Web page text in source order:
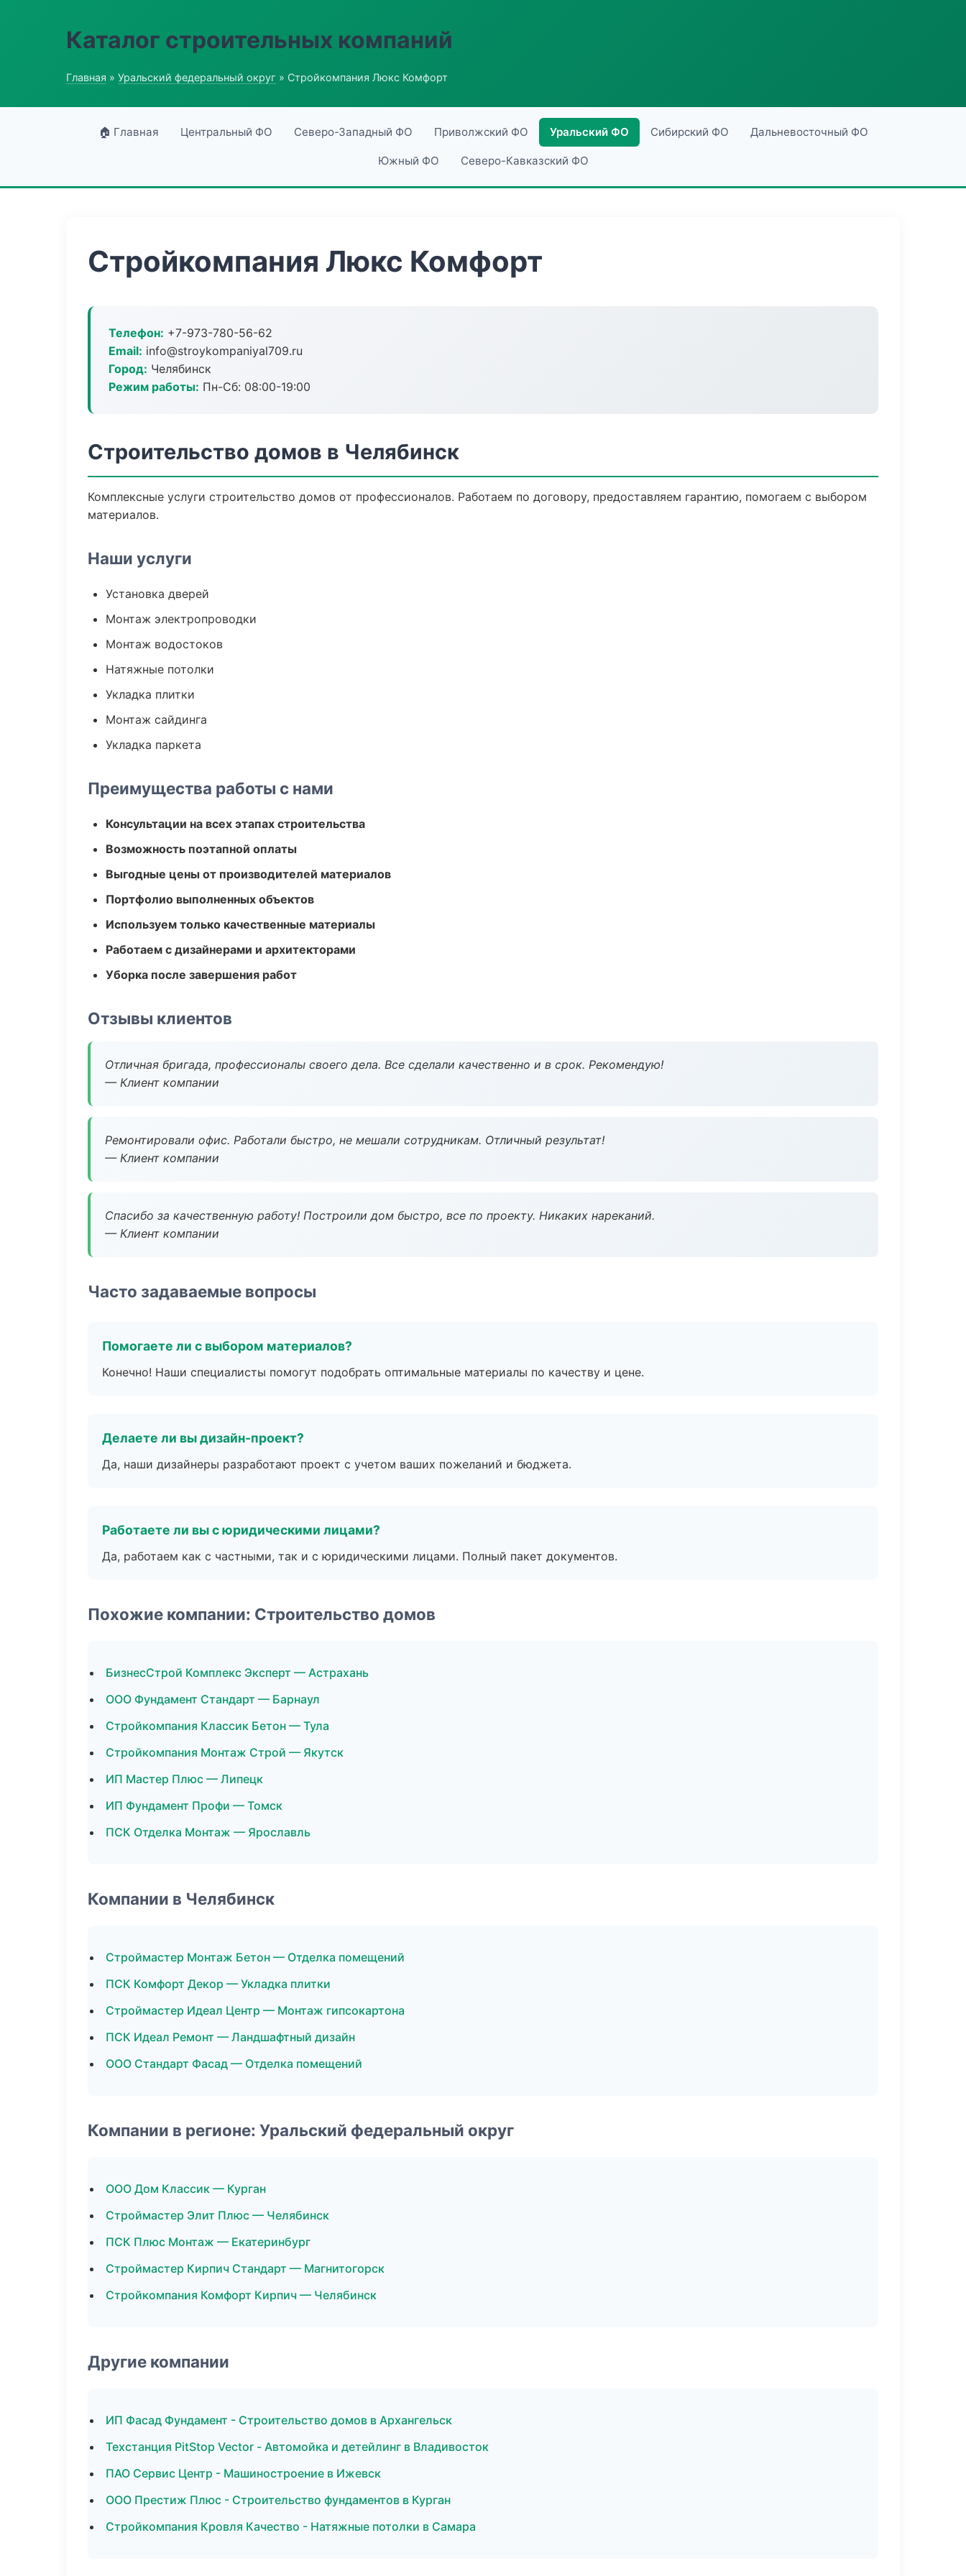
Каталог строительных компаний
Главная » Уральский федеральный округ » Стройкомпания Люкс Комфорт
🏠 Главная Центральный ФО Северо-Западный ФО Приволжский ФО Уральский ФО Сибирский ФО Дальневосточный ФО
Южный ФО Северо-Кавказский ФО
Стройкомпания Люкс Комфорт
Телефон: +7-973-780-56-62
Email: info@stroykompaniyal709.ru
Город: Челябинск
Режим работы: Пн-Сб: 08:00-19:00
Строительство домов в Челябинск
Комплексные услуги строительство домов от профессионалов. Работаем по договору, предоставляем гарантию, помогаем с выбором
материалов.
Наши услуги
Установка дверей
Монтаж электропроводки
Монтаж водостоков
Натяжные потолки
Укладка плитки
Монтаж сайдинга
Укладка паркета
Преимущества работы с нами
Консультации на всех этапах строительства
Возможность поэтапной оплаты
Выгодные цены от производителей материалов
Портфолио выполненных объектов
Используем только качественные материалы
Работаем с дизайнерами и архитекторами
Уборка после завершения работ
Отзывы клиентов
Отличная бригада, профессионалы своего дела. Все сделали качественно и в срок. Рекомендую!
— Клиент компании
Ремонтировали офис. Работали быстро, не мешали сотрудникам. Отличный результат!
— Клиент компании
Спасибо за качественную работу! Построили дом быстро, все по проекту. Никаких нареканий.
— Клиент компании
Часто задаваемые вопросы
Помогаете ли с выбором материалов?
Конечно! Наши специалисты помогут подобрать оптимальные материалы по качеству и цене.
Делаете ли вы дизайн-проект?
Да, наши дизайнеры разработают проект с учетом ваших пожеланий и бюджета.
Работаете ли вы с юридическими лицами?
Да, работаем как с частными, так и с юридическими лицами. Полный пакет документов.
Похожие компании: Строительство домов
БизнесСтрой Комплекс Эксперт — Астрахань
ООО Фундамент Стандарт — Барнаул
Стройкомпания Классик Бетон — Тула
Стройкомпания Монтаж Строй — Якутск
ИП Мастер Плюс — Липецк
ИП Фундамент Профи — Томск
ПСК Отделка Монтаж — Ярославль
Компании в Челябинск
Строймастер Монтаж Бетон — Отделка помещений
ПСК Комфорт Декор — Укладка плитки
Строймастер Идеал Центр — Монтаж гипсокартона
ПСК Идеал Ремонт — Ландшафтный дизайн
ООО Стандарт Фасад — Отделка помещений
Компании в регионе: Уральский федеральный округ
ООО Дом Классик — Курган
Строймастер Элит Плюс — Челябинск
ПСК Плюс Монтаж — Екатеринбург
Строймастер Кирпич Стандарт — Магнитогорск
Стройкомпания Комфорт Кирпич — Челябинск
Другие компании
ИП Фасад Фундамент - Строительство домов в Архангельск
Техстанция PitStop Vector - Автомойка и детейлинг в Владивосток
ПАО Сервис Центр - Машиностроение в Ижевск
ООО Престиж Плюс - Строительство фундаментов в Курган
Стройкомпания Кровля Качество - Натяжные потолки в Самара